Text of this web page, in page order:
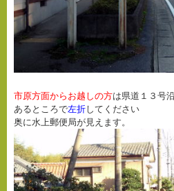
市原方面からお越しの方は県道１３号
あるところで左折してください
奥に水上郵便局が見えます。